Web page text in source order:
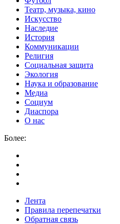
Театр, музыка, кино
Искусство
Наследие
История
Коммуникации
Религия
Социальная защита
Экология
Наука и образование
Медиа
Социум
Диаспора
О нас
Более:
Лента
Правила перепечатки
Обратная связь